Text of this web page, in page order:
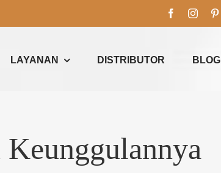
LAYANAN DISTRIBUTOR BLOG
Keunggulannya